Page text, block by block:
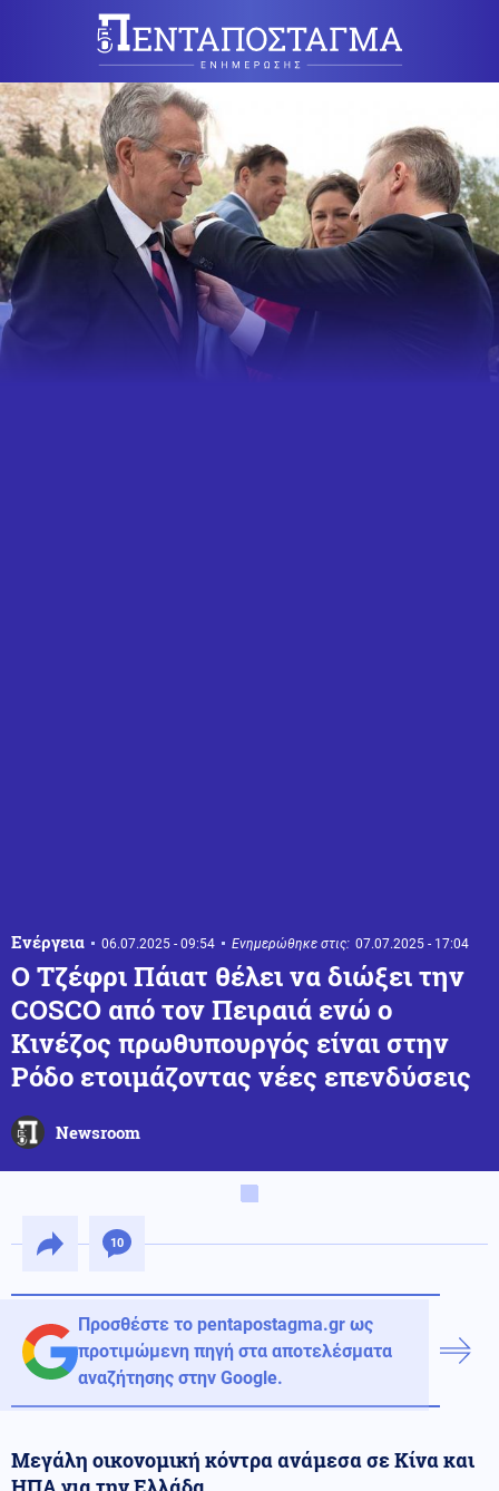
Ενέργεια 06.07.2025 - 09:54 Ενημερώθηκε στις: 07.07.2025 - 17:04
O Τζέφρι Πάιατ θέλει να διώξει την
COSCO από τον Πειραιά ενώ ο
Κινέζος πρωθυπουργός είναι στην
Ρόδο ετοιμάζοντας νέες επενδύσεις
Newsroom
10
Προσθέστε το pentapostagma.gr ως
προτιμώμενη πηγή στα αποτελέσματα
αναζήτησης στην Google.
Μεγάλη οικονομική κόντρα ανάμεσα σε Κίνα και